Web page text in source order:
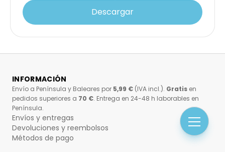
Descargar
INFORMACIÓN
Envío a Península y Baleares por 5,99 € (IVA incl.). Gratis en
pedidos superiores a 70 €. Entrega en 24-48 h laborables en
Península.
Envíos y entregas
Devoluciones y reembolsos
Métodos de pago